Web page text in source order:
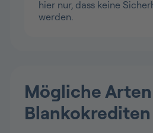
hier nur, dass keine
werden.
Mögliche
Blankokrediten